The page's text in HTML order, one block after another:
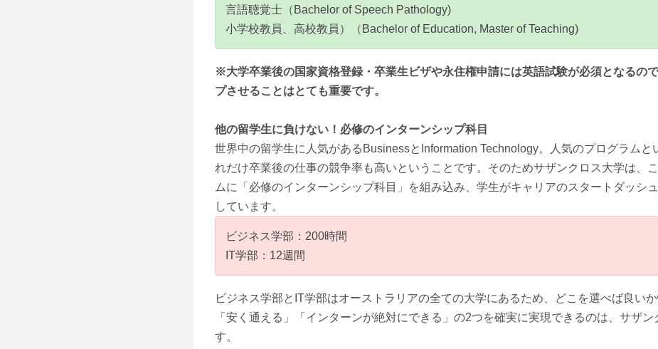
言語聴覚士（Bachelor of Speech Pathology)
小学校教員、高校教員）（Bachelor of Education, Master of Teaching)
※大学卒業後の国家資格登録・卒業生ビザや永住権申請には英語試験が必須となるの
プさせることはとても重要です。
他の留学生に負けない！必修のインターンシップ科目
世界中の留学生に人気があるBusinessとInformation Technology。人気のプログラムと
れだけ卒業後の仕事の競争率も高いということです。そのためサザンクロス大学は、
ムに「必修のインターンシップ科目」を組み込み、学生がキャリアのスタートダッシ
しています。
ビジネス学部：200時間
IT学部：12週間
ビジネス学部とIT学部はオーストラリアの全ての大学にあるため、どこを選べば良いか
「安く通える」「インターンが絶対にできる」の2つを確実に実現できるのは、サザン
す。